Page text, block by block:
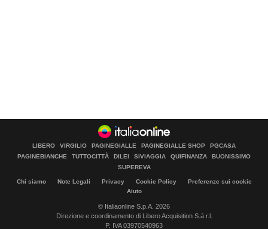
LIBERO VIRGILIO PAGINEGIALLE PAGINEGIALLE SHOP
PGCASA
PAGINEBIANCHE
TUTTOCITTÀ DILEI SIVIAGGIA QUIFINANZA
BUONISSIMO
SUPEREVA
Chi siamo Note Legali Privacy Cookie Policy
Preferenze sui cookie
Aiuto
© Italiaonline S.p.A. 2026
Direzione e coordinamento di Libero Acquisition S.á r.l.
P. IVA 03970540963